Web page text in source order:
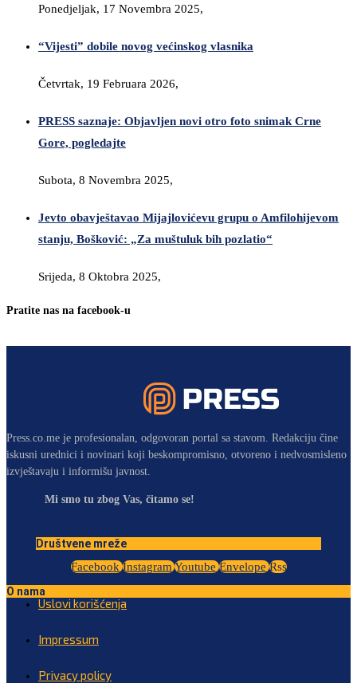
Ponedjeljak, 17 Novembra 2025,
“Vijesti” dobile novog većinskog vlasnika
Četvrtak, 19 Februara 2026,
PRESS saznaje: Objavljen novi otro foto snimak Crne
Gore, pogledajte
Subota, 8 Novembra 2025,
Jevto obavještavao Mijajlovićevu grupu o Amfilohijevom
stanju, Bošković: „Za muštuluk bih pozlatio“
Srijeda, 8 Oktobra 2025,
Pratite nas na facebook-u
Press.co.me je profesionalan, odgovoran portal sa stavom. Redakciju čine
iskusni urednici i novinari koji beskompromisno, otvoreno i nedvosmisleno
izvještavaju i informišu javnost.
Mi smo tu zbog Vas, čitamo se!
Društvene mreže
Facebook Instagram Youtube Envelope Rss
O nama
Uslovi korišćenja
Impressum
Privacy policy